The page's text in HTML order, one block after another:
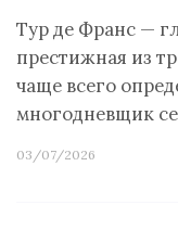
Тур де Франс —
престижная из
чаще всего
многодневщик
03/07/2026